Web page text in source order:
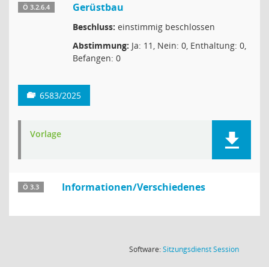
Ö 3.2.6.4 Gerüstbau
Beschluss: einstimmig beschlossen
Abstimmung: Ja: 11, Nein: 0, Enthaltung: 0,
Befangen: 0
6583/2025
Vorlage
Ö 3.3 Informationen/Verschiedenes
Software:SitzungsdienstSession(Wird in